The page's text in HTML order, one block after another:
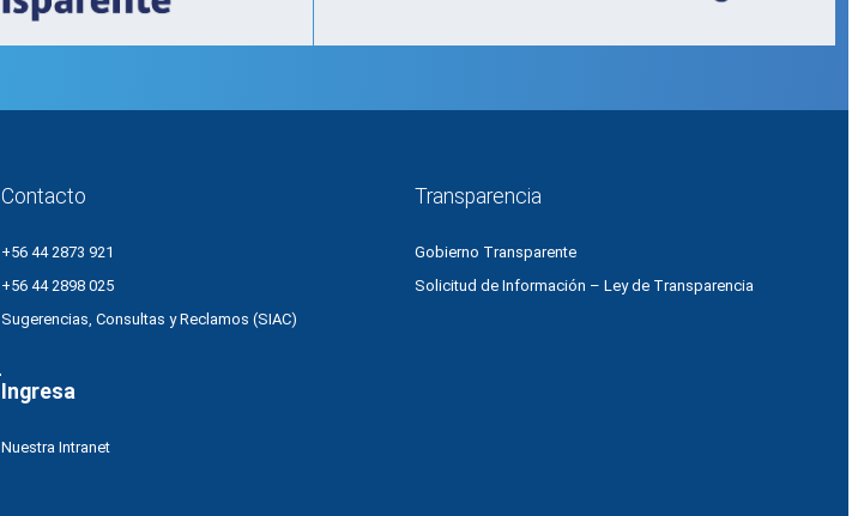
Contacto
+56 44 2873 921
+56 44 2898 025
Sugerencias, Consultas y Reclamos (SIAC)
Ingresa
Nuestra Intranet
Transparencia
Gobierno Transparente
Solicitud de Información – Ley de Transparencia